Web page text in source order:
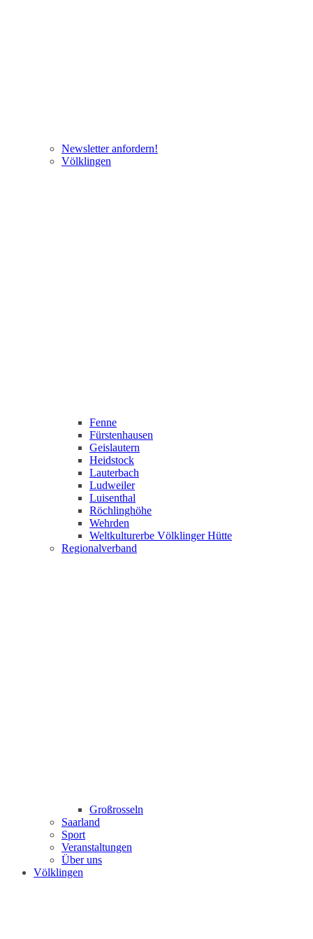
Newsletter anfordern!
Völklingen
Fenne
Fürstenhausen
Geislautern
Heidstock
Lauterbach
Ludweiler
Luisenthal
Röchlinghöhe
Wehrden
Weltkulturerbe Völklinger Hütte
Regionalverband
Großrosseln
Saarland
Sport
Veranstaltungen
Über uns
Völklingen